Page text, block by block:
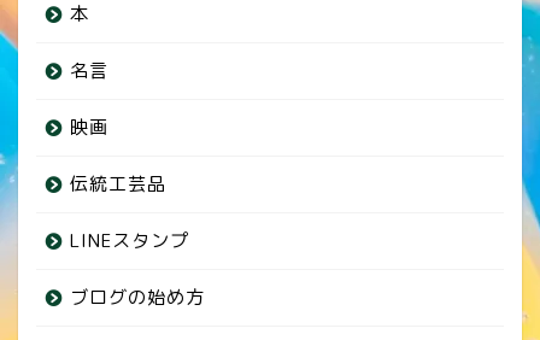
本
名言
映画
伝統工芸品
LINEスタンプ
ブログの始め方